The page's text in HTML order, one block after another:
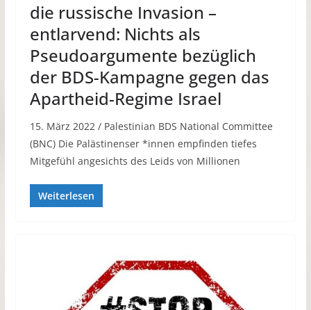
die russische Invasion –
entlarvend: Nichts als
Pseudoargumente bezüglich
der BDS-Kampagne gegen das
Apartheid-Regime Israel
15. März 2022 / Palestinian BDS National Committee
(BNC) Die Palästinenser *innen empfinden tiefes
Mitgefühl angesichts des Leids von Millionen
Weiterlesen